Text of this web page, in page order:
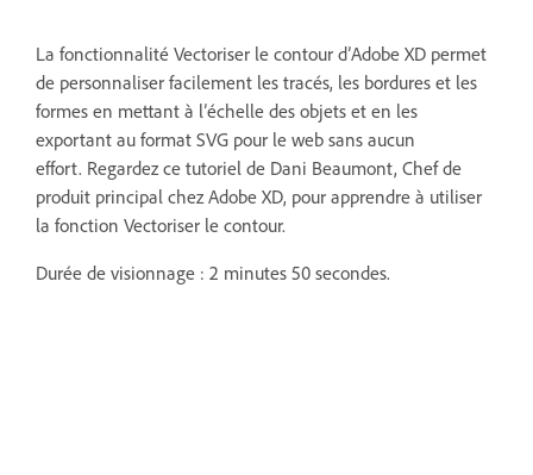
La fonctionnalité Vectoriser le contour d’Adobe XD permet
de personnaliser facilement les tracés, les bordures et les
formes en mettant à l’échelle des objets et en les
exportant au format SVG pour le web sans aucun
effort. Regardez ce tutoriel de Dani Beaumont, Chef de
produit principal chez Adobe XD, pour apprendre à utiliser
la fonction Vectoriser le contour.
Durée de visionnage : 2 minutes 50 secondes.